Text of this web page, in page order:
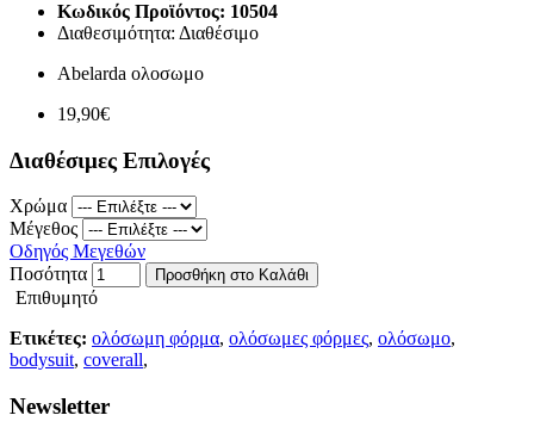
Κωδικός Προϊόντος: 10504
Διαθεσιμότητα: Διαθέσιμο
Abelarda ολοσωμο
19,90€
Διαθέσιμες Επιλογές
Χρώμα
Μέγεθος
Οδηγός Μεγεθών
Ποσότητα
Προσθήκη στο Καλάθι
Επιθυμητό
Ετικέτες: ολόσωμη φόρμα, ολόσωμες φόρμες, ολόσωμο,
bodysuit, coverall,
Newsletter